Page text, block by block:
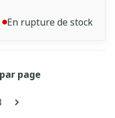
En rupture de stock
actuellement la
par page